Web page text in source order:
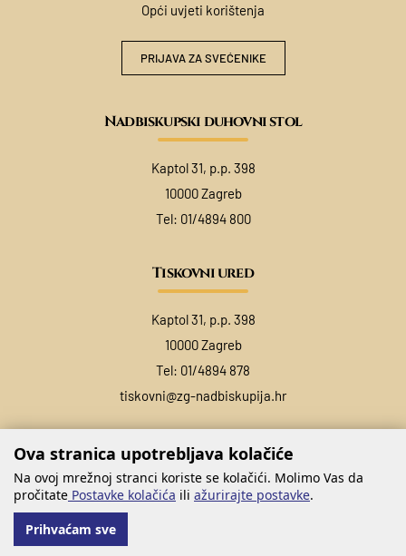
Opći uvjeti korištenja
PRIJAVA ZA SVEĆENIKE
Nadbiskupski duhovni stol
Kaptol 31, p.p. 398
10000 Zagreb
Tel: 01/4894 800
Tiskovni ured
Kaptol 31, p.p. 398
10000 Zagreb
Tel: 01/4894 878
tiskovni@zg-nadbiskupija.hr
Ova stranica upotrebljava kolačiće
Na ovoj mrežnoj stranci koriste se kolačići. Molimo Vas da
pročitate Postavke kolačića ili ažurirajte postavke.
Prihvaćam sve